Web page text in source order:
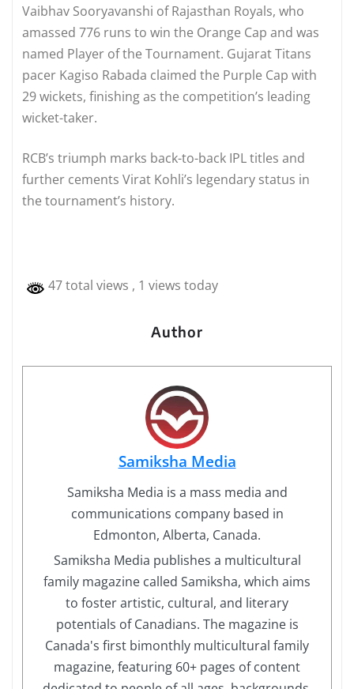
Vaibhav Sooryavanshi of Rajasthan Royals, who
amassed 776 runs to win the Orange Cap and was
named Player of the Tournament. Gujarat Titans
pacer Kagiso Rabada claimed the Purple Cap with
29 wickets, finishing as the competition’s leading
wicket-taker.
RCB’s triumph marks back-to-back IPL titles and
further cements Virat Kohli’s legendary status in
the tournament’s history.
47 total views , 1 views today
Author
Samiksha Media
Samiksha Media is a mass media and
communications company based in
Edmonton, Alberta, Canada.
Samiksha Media publishes a multicultural
family magazine called Samiksha, which aims
to foster artistic, cultural, and literary
potentials of Canadians. The magazine is
Canada's first bimonthly multicultural family
magazine, featuring 60+ pages of content